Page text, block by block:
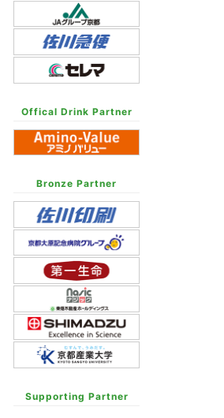
Offical Drink Partner
Bronze Partner
Supporting Partner